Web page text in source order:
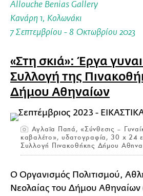
Allouche Benias Gallery
Κανάρη 1, Κολωνάκι
7 Σεπτεμβρίου - 8 Οκτωβρίου 2023
«Στη σκιά»: Έργα
Συλλογή της
Δήμου Αθηναίων
Αγλαΐα Παπά, «Σύνθεσις –
καβαλέτο», υδατογραφία, 30 x 24
Συλλογή Πινακοθήκης Δήμου
Ο Οργανισμός Πολιτισμού,
Νεολαίας του Δήμου